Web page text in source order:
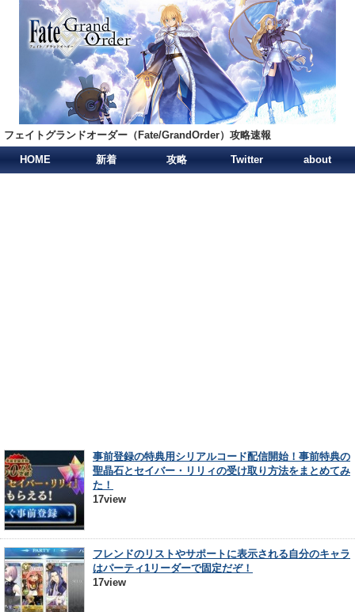
フェイトグランドオーダー（Fate/GrandOrder）攻略速報
HOME 新着 攻略 Twitter about
事前登録の特典用シリアルコード配信開始！事前特典の
聖晶石とセイバー・リリィの受け取り方法をまとめてみ
た！
17view
フレンドのリストやサポートに表示される自分のキャラ
はパーティ1リーダーで固定だぞ！
17view